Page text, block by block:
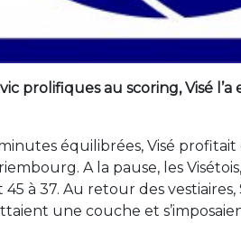
prolifiques au scoring, Visé
équilibrées, Visé
A la pause, les
à 37. Au retour des vestiaires,
une couche et